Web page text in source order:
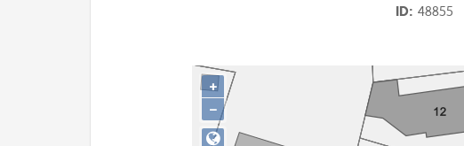
ID
48855
+
−